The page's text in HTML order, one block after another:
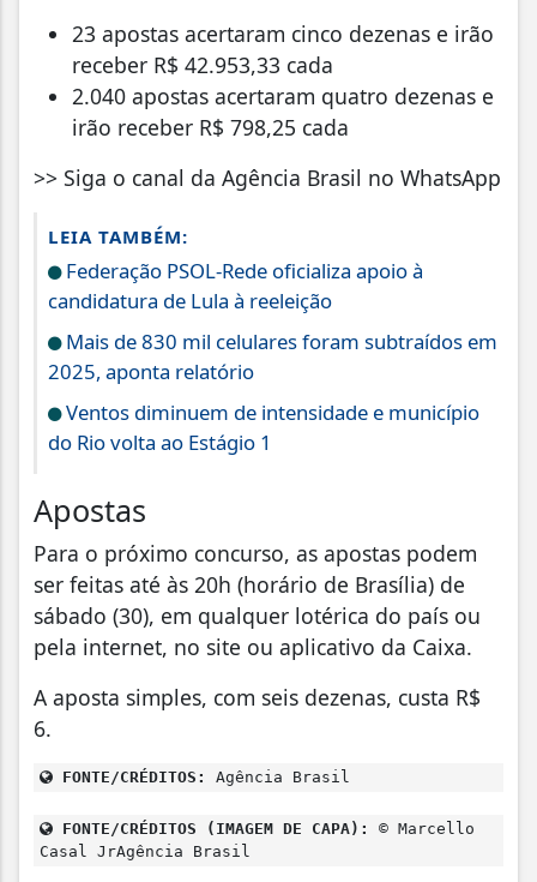
23 apostas acertaram cinco dezenas e irão
receber R$ 42.953,33 cada
2.040 apostas acertaram quatro dezenas e
irão receber R$ 798,25 cada
>> Siga o canal da Agência Brasil no WhatsApp
LEIA TAMBÉM:
Federação PSOL-Rede oficializa apoio à
candidatura de Lula à reeleição
Mais de 830 mil celulares foram subtraídos em
2025, aponta relatório
Ventos diminuem de intensidade e município
do Rio volta ao Estágio 1
Apostas
Para o próximo concurso, as apostas podem
ser feitas até às 20h (horário de Brasília) de
sábado (30), em qualquer lotérica do país ou
pela internet, no site ou aplicativo da Caixa.
A aposta simples, com seis dezenas, custa R$
6.
FONTE/CRÉDITOS: Agência Brasil
FONTE/CRÉDITOS (IMAGEM DE CAPA):
© Marcello
Casal JrAgência Brasil